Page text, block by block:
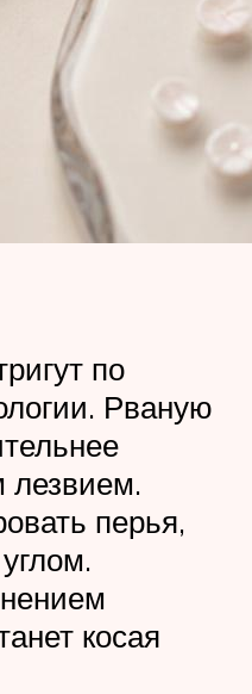
по
Рваную
перья,
косая